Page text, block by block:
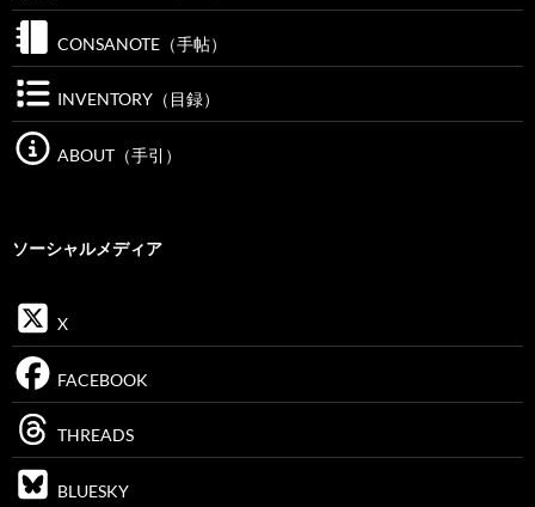
CONSANOTE（手帖）
INVENTORY（目録）
ABOUT（手引）
ソーシャルメディア
X
FACEBOOK
THREADS
BLUESKY